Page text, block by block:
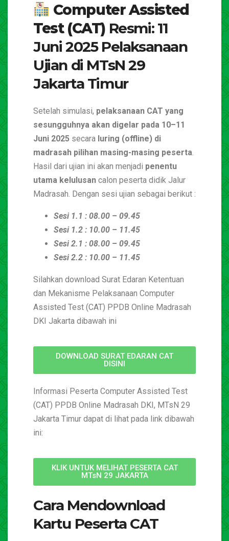
Computer Assisted
Test (CAT) Resmi: 11
Juni 2025 Pelaksanaan
Ujian di MTsN 29
Jakarta Timur
Setelah simulasi, pelaksanaan CAT yang
sesungguhnya akan digelar pada 10–11
Juni 2025 secara luring (offline) di
madrasah pilihan masing-masing peserta.
Hasil dari ujian ini akan menjadi penentu
utama kelulusan calon peserta didik Jalur
Madrasah. Dengan sesi ujian sebagai berikut :
Sesi 1.1 : 08.00 – 09.45
Sesi 1.2 : 10.00 – 11.45
Sesi 2.1 : 08.00 – 09.45
Sesi 2.2 : 10.00 – 11.45
Silahkan download Surat Edaran Ketentuan
dan Mekanisme Pelaksanaan Computer
Assisted Test (CAT) PPDB Online Madrasah
DKI Jakarta dibawah ini
DOWNLOAD SURAT EDARAN CAT
DISINI
Informasi Peserta Computer Assisted Test
(CAT) PPDB Online Madrasah DKI, MTsN 29
Jakarta Timur dapat di lihat pada link dibawah
ini:
KLIK UNTUK MELIHAT PESERTA CAT
MTsN 29 JAKARTA
Cara Mendownload
Kartu Peserta CAT